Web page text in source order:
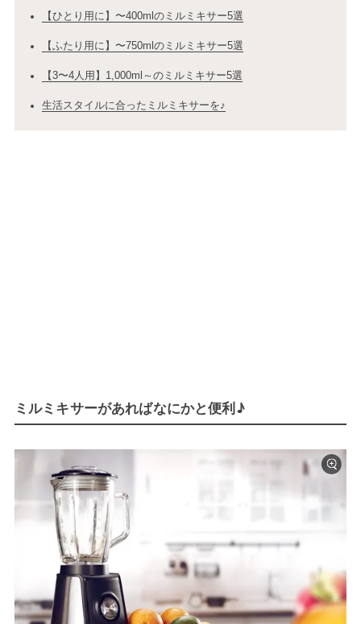
【ひとり用に】〜400mlのミルミキサー5選
【ふたり用に】〜750mlのミルミキサー5選
【3〜4人用】1,000ml～のミルミキサー5選
生活スタイルに合ったミルミキサーを♪
ミルミキサーがあればなにかと便利♪